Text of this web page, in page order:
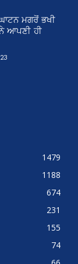
ਮਗਰੋਂ ਭਖੀ
ਆਪਣੀ ਹੀ
1479
1188
674
231
155
74